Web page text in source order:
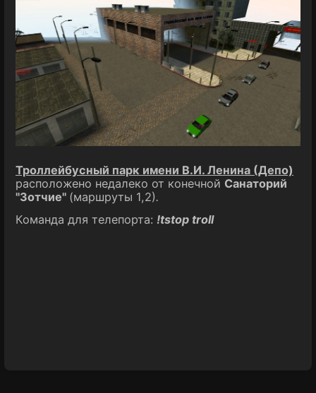
Троллейбусный парк имени В.И. Ленина (Депо)
расположено недалеко от конечной Санаторий
"Зотчие" (маршруты 1,2).
Команда для телепорта: !tstop troll